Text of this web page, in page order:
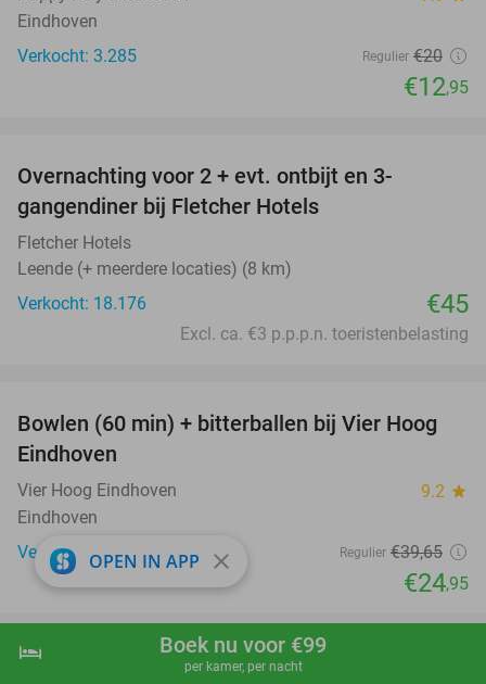
shopping_cart Boek nu
hotel Boek nu voor €99
per kamer, per nacht
Eindhoven
Verkocht: 3.285
Regulier €20
€12,95
Overnachting voor 2 + evt. ontbijt en 3-
gangendiner bij Fletcher Hotels
Fletcher Hotels
Leende (+ meerdere locaties) (8 km)
Verkocht: 18.176
€45
Excl. ca. €3 p.p.p.n. toeristenbelasting
37%
Bowlen (60 min) + bitterballen bij Vier Hoog
Eindhoven
Vier Hoog Eindhoven 9.2 star
Eindhoven
Verkocht: 379
Regulier €39,65
€24,95
OPEN IN APP close